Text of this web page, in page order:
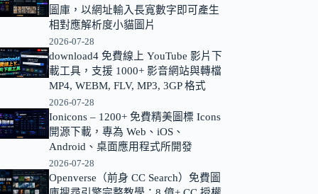
圖庫，以網址輸入長寬數字即可產生
相對應解析度小貓圖片
2026-07-28
download4 免費線上 YouTube 影片下
載工具，支援 1000+ 影音網站與轉檔
MP4, WEBM, FLV, MP3, 3GP 格式
2026-07-28
Ionicons – 1200+ 免費精美圖標 Icons
開源下載，專為 Web、iOS、
Android、桌面應用程式所開發
2026-07-28
Openverse（前身 CC Search）免費圖